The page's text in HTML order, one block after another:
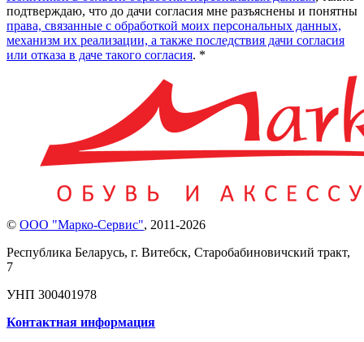
подтверждаю, что до дачи согласия мне разъяснены и понятны
права, связанные с обработкой моих персональных данных,
механизм их реализации, а также последствия дачи согласия
или отказа в даче такого согласия. *
© ООО "Марко-Сервис", 2011-2026
Республика Беларусь, г. Витебск, Старобабиновичский тракт,
7
УНП 300401978
Контактная информация